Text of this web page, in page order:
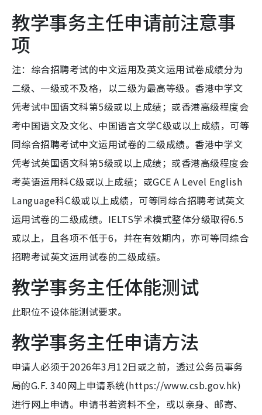
教学事务主任申请前注意事
项
注：综合招聘考试的中文运用及英文运用试卷成绩分为
二级、一级或不及格，以二级为最高等级。香港中学文
凭考试中国语文科第5级或以上成绩；或香港高级程度会
考中国语文及文化、中国语言文学C级或以上成绩，可等
同综合招聘考试中文运用试卷的二级成绩。香港中学文
凭考试英国语文科第5级或以上成绩；或香港高级程度会
考英语运用科C级或以上成绩；或GCE A Level English
Language科C级或以上成绩，可等同综合招聘考试英文
运用试卷的二级成绩。IELTS学术模式整体分级取得6.5
或以上，且各项不低于6，并在有效期内，亦可等同综合
招聘考试英文运用试卷的二级成绩。
教学事务主任体能测试
此职位不设体能测试要求。
教学事务主任申请方法
申请人必须于2026年3月12日或之前，透过公务员事务
局的G.F. 340网上申请系统(https://www.csb.gov.hk)
进行网上申请。申请书若资料不全，或以亲身、邮寄、